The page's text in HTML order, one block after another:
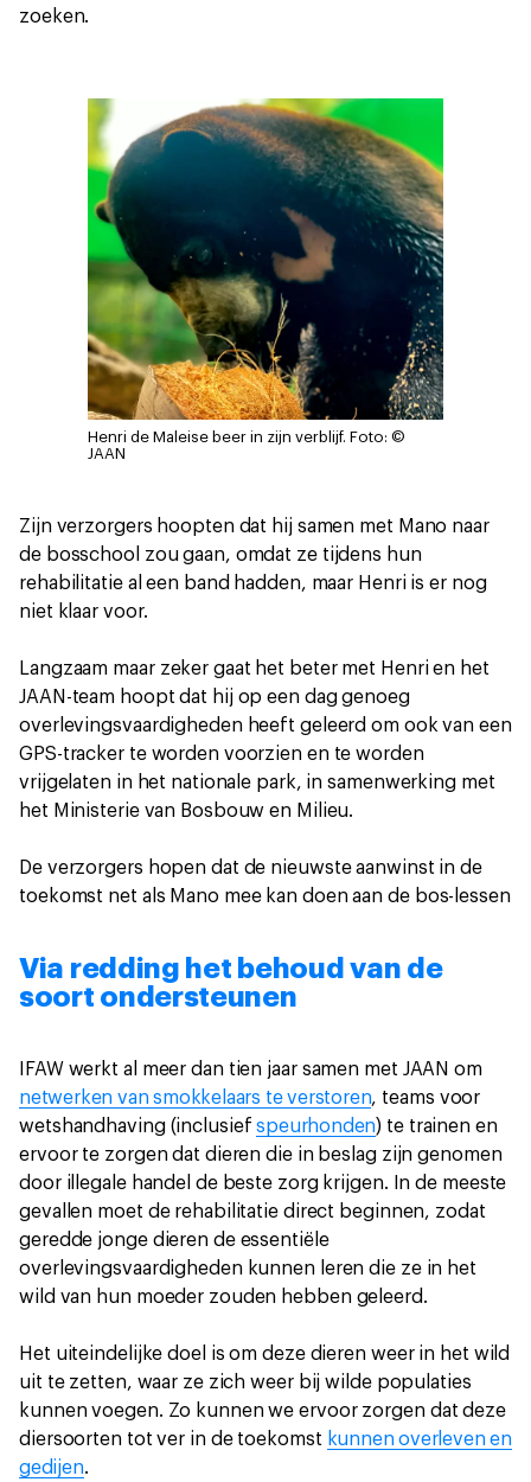
zoeken.
Henri de Maleise beer in zijn verblijf. Foto: ©
JAAN
Zijn verzorgers hoopten dat hij samen met Mano naar
de bosschool zou gaan, omdat ze tijdens hun
rehabilitatie al een band hadden, maar Henri is er nog
niet klaar voor.
Langzaam maar zeker gaat het beter met Henri en het
JAAN-team hoopt dat hij op een dag genoeg
overlevingsvaardigheden heeft geleerd om ook van een
GPS-tracker te worden voorzien en te worden
vrijgelaten in het nationale park, in samenwerking met
het Ministerie van Bosbouw en Milieu.
De verzorgers hopen dat de nieuwste aanwinst in de
toekomst net als Mano mee kan doen aan de bos-lessen
Via redding het behoud van de
soort ondersteunen
IFAW werkt al meer dan tien jaar samen met JAAN om
netwerken van smokkelaars te verstoren, teams voor
wetshandhaving (inclusiefspeurhonden) te trainen en
ervoor te zorgen dat dieren die in beslag zijn genomen
door illegale handel de beste zorg krijgen. In de meeste
gevallen moet de rehabilitatie direct beginnen, zodat
geredde jonge dieren de essentiële
overlevingsvaardigheden kunnen leren die ze in het
wild van hun moeder zouden hebben geleerd.
Het uiteindelijke doel is om deze dieren weer in het wild
uit te zetten, waar ze zich weer bij wilde populaties
kunnen voegen. Zo kunnen we ervoor zorgen dat deze
diersoorten tot ver in de toekomst kunnen overleven en
gedijen.